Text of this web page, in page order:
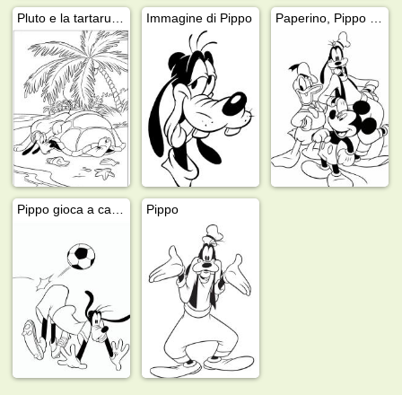
Immagine di Pippo
Pippo